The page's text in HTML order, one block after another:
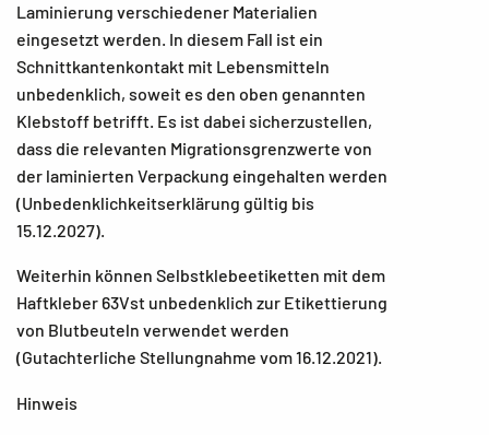
Laminierung verschiedener Materialien
eingesetzt werden. In diesem Fall ist ein
Schnittkantenkontakt mit Lebensmitteln
unbedenklich, soweit es den oben genannten
Klebstoff betrifft. Es ist dabei sicherzustellen,
dass die relevanten Migrationsgrenzwerte von
der laminierten Verpackung eingehalten werden
(Unbedenklichkeitserklärung gültig bis
15.12.2027).
Weiterhin können Selbstklebeetiketten mit dem
Haftkleber 63Vst unbedenklich zur Etikettierung
von Blutbeuteln verwendet werden
(Gutachterliche Stellungnahme vom 16.12.2021).
Hinweis